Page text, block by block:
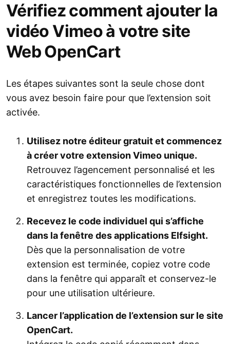
Vérifiez comment ajouter la
vidéo Vimeo à votre site
Web OpenCart
Les étapes suivantes sont la seule chose dont
vous avez besoin faire pour que l’extension soit
activée.
Utilisez notre éditeur gratuit et commencez
à créer votre extension Vimeo unique.
Retrouvez l’agencement personnalisé et les
caractéristiques fonctionnelles de l’extension
et enregistrez toutes les modifications.
Recevez le code individuel qui s’affiche
dans la fenêtre des applications Elfsight.
Dès que la personnalisation de votre
extension est terminée, copiez votre code
dans la fenêtre qui apparaît et conservez-le
pour une utilisation ultérieure.
Lancer l’application de l’extension sur le site
OpenCart.